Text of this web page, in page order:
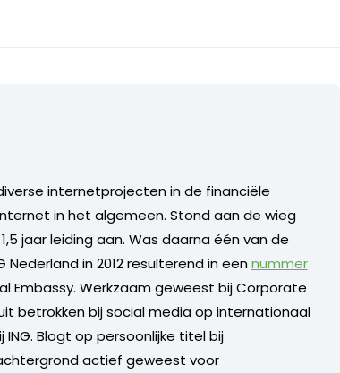
internetprojecten in de financiële
in het algemeen. Stond aan de wieg
jaar leiding aan. Was daarna één van de
in 2012 resulterend in eennummer
Embassy. Werkzaam geweest bij Corporate
betrokken bij social media op internationaal
Blogt op persoonlijke titel bij
actief geweest voor